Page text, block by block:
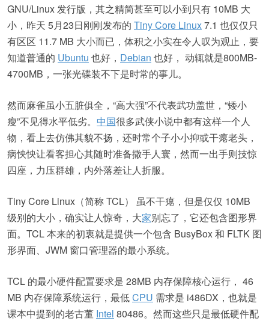
GNU/Linux 发行版，其之精简甚至可以小到只有 10MB 大
小，昨天 5月23日刚刚发布的 Tiny Core Linux7.1 也仅仅只
有区区 11.7 MB 大小而已，体积之小实在令人叹为观止，要
知道普通的 Ubuntu 也好， Debian 也好， 动辄就是800MB-
4700MB，一张光碟装不下是时常的事儿。
然而麻雀虽小五脏俱全，“高大强”不代表武功盖世，“矮小
瘦”不见得水平低劣。 中国很多武侠小说中都有这样一个人
物，看上去仿佛其貌不扬，还时常个子小小抑或干瘪老头，
病怏怏让看客担心其随时准备撒手人寰，然而一出手则技惊
四座，力压群雄，内外落差让人折服。
Tiny Core Linux（简称 TCL） 虽不干瘪，但是仅仅 10MB
级别的大小，确实让人惊奇，大家别忘了，它还包含图形界
面。TCL 本来的初衷就是提供一个包含 BusyBox 和 FLTK 图
形界面、JWM 窗口管理器的最小系统。
TCL 的最小硬件配置要求是 28MB 内存保障核心运行， 46
MB 内存保障系统运行，最低CPU 需求是 i486DX，也就是
课本中提到的老古董 Intel 80486。然而这些只是最低硬件配